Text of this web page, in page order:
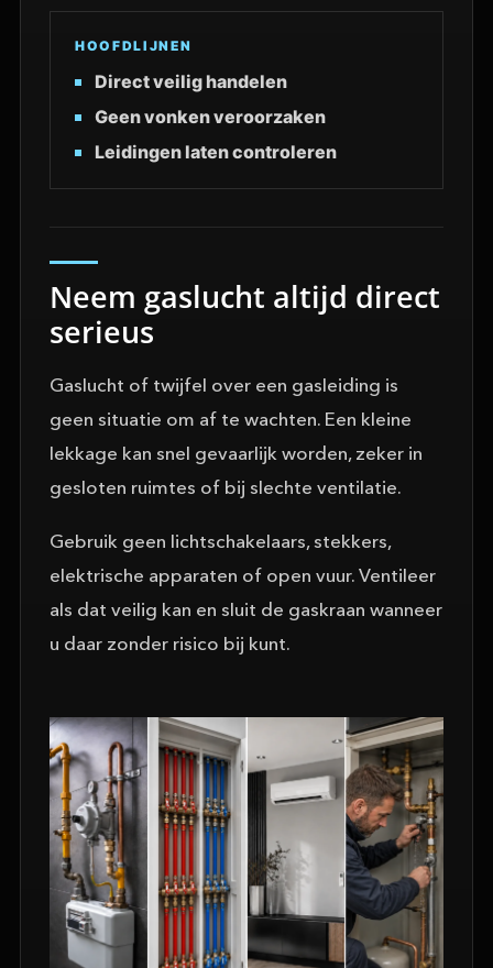
HOOFDLIJNEN
Direct veilig handelen
Geen vonken veroorzaken
Leidingen laten controleren
Neem gaslucht altijd direct
serieus
Gaslucht of twijfel over een gasleiding is
geen situatie om af te wachten. Een kleine
lekkage kan snel gevaarlijk worden, zeker in
gesloten ruimtes of bij slechte ventilatie.
Gebruik geen lichtschakelaars, stekkers,
elektrische apparaten of open vuur. Ventileer
als dat veilig kan en sluit de gaskraan wanneer
u daar zonder risico bij kunt.